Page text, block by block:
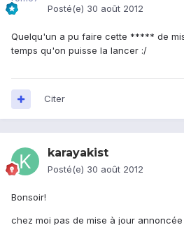
Posté(e) 30 août 2012
Quelqu'un a pu faire cette ***** de
temps qu'on puisse la lancer :/
Citer
karayakist
Posté(e) 30 août 2012
Bonsoir!
chez moi pas de mise à jour annoncée